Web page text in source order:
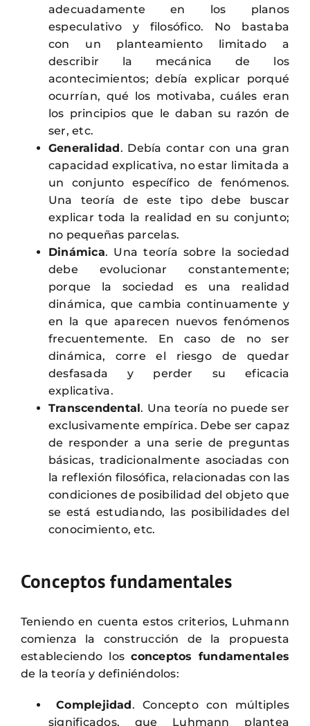
adecuadamente en los planos
especulativo y filosófico. No bastaba
con un planteamiento limitado a
describir la mecánica de los
acontecimientos; debía explicar porqué
ocurrían, qué los motivaba, cuáles eran
los principios que le daban su razón de
ser, etc.
Generalidad. Debía contar con una gran
capacidad explicativa, no estar limitada a
un conjunto específico de fenómenos.
Una teoría de este tipo debe buscar
explicar toda la realidad en su conjunto;
no pequeñas parcelas.
Dinámica. Una teoría sobre la sociedad
debe evolucionar constantemente;
porque la sociedad es una realidad
dinámica, que cambia continuamente y
en la que aparecen nuevos fenómenos
frecuentemente. En caso de no ser
dinámica, corre el riesgo de quedar
desfasada y perder su eficacia
explicativa.
Transcendental. Una teoría no puede ser
exclusivamente empírica. Debe ser capaz
de responder a una serie de preguntas
básicas, tradicionalmente asociadas con
la reflexión filosófica, relacionadas con las
condiciones de posibilidad del objeto que
se está estudiando, las posibilidades del
conocimiento, etc.
Conceptos fundamentales
Teniendo en cuenta estos criterios, Luhmann
comienza la construcción de la propuesta
estableciendo losconceptos fundamentales
de la teoría y definiéndolos:
Complejidad. Concepto con múltiples
significados, que Luhmann plantea